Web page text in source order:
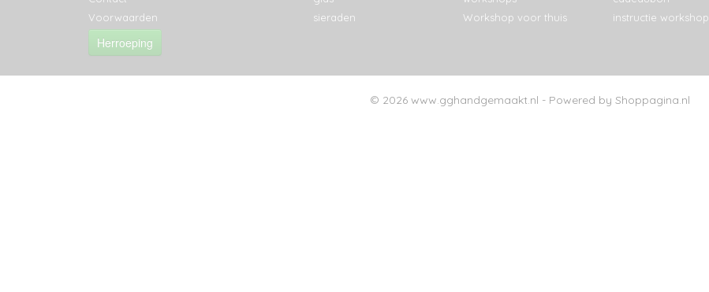
Voorwaarden
Herroeping
sieraden
Workshop voor thuis
instructie workshop
© 2026 www.gghandgemaakt.nl - Powered by Shoppagina.nl